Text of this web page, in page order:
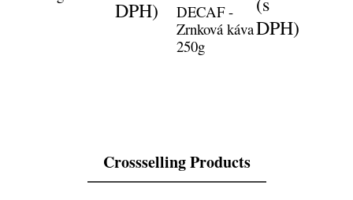
DPH)
DECAF -
Zrnková káva
250g
DPH)
Crossselling Products